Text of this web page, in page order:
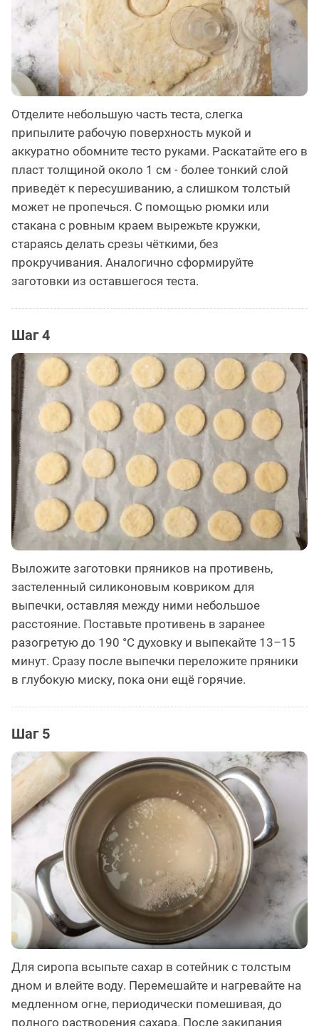
Отделите небольшую часть теста, слегка
припылите рабочую поверхность мукой и
аккуратно обомните тесто руками. Раскатайте его в
пласт толщиной около 1 см - более тонкий слой
приведёт к пересушиванию, а слишком толстый
может не пропечься. С помощью рюмки или
стакана с ровным краем вырежьте кружки,
стараясь делать срезы чёткими, без
прокручивания. Аналогично сформируйте
заготовки из оставшегося теста.
Шаг 4
Выложите заготовки пряников на противень,
застеленный силиконовым ковриком для
выпечки, оставляя между ними небольшое
расстояние. Поставьте противень в заранее
разогретую до 190 °C духовку и выпекайте 13–15
минут. Сразу после выпечки переложите пряники
в глубокую миску, пока они ещё горячие.
Шаг 5
Для сиропа всыпьте сахар в сотейник с толстым
дном и влейте воду. Перемешайте и нагревайте на
медленном огне, периодически помешивая, до
полного растворения сахара. После закипания